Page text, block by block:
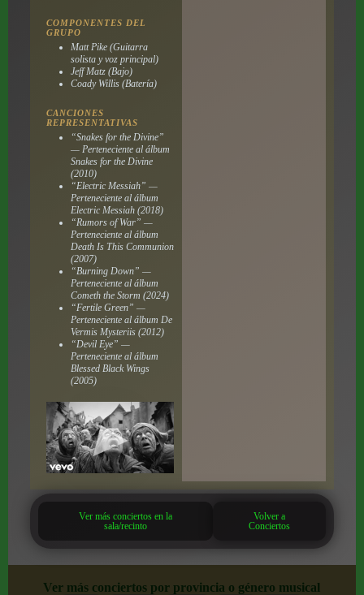
COMPONENTES DEL
GRUPO
Matt Pike (Guitarra
solista y voz principal)
Jeff Matz (Bajo)
Coady Willis (Batería)
CANCIONES
REPRESENTATIVAS
“Snakes for the Divine”
— Perteneciente al álbum
Snakes for the Divine
(2010)
“Electric Messiah” —
Perteneciente al álbum
Electric Messiah(2018)
“Rumors of War” —
Perteneciente al álbum
Death Is This Communion
(2007)
“Burning Down” —
Perteneciente al álbum
Cometh the Storm (2024)
“Fertile Green” —
Perteneciente al álbum De
Vermis Mysteriis(2012)
“Devil Eye” —
Perteneciente al álbum
Blessed Black Wings
(2005)
Ver más conciertos en la
sala/recinto
Volver a
Conciertos
Ver más conciertos por provincia o género musical